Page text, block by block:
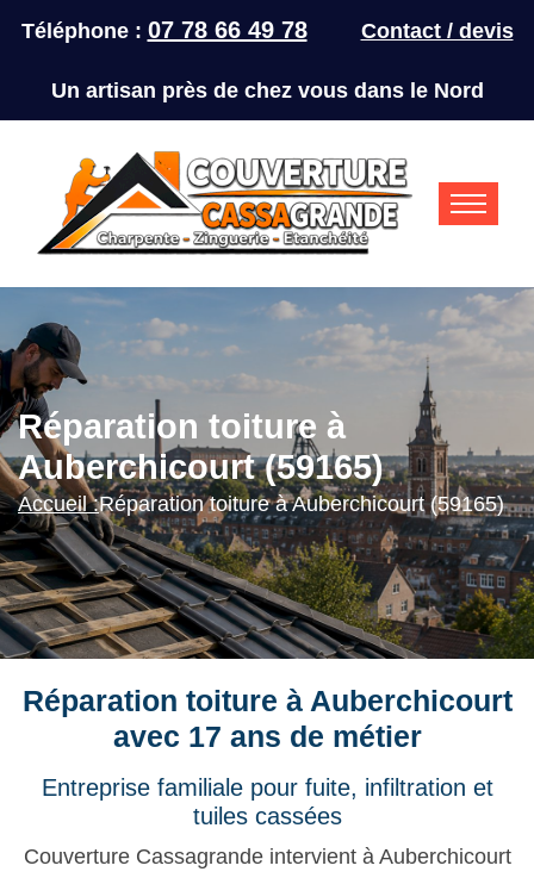
Téléphone : 07 78 66 49 78 Contact / devis
Un artisan près de chez vous dans le Nord
Réparation toiture à
Auberchicourt (59165)
Accueil :Réparation toiture à Auberchicourt (59165)
Réparation toiture à Auberchicourt
avec 17 ans de métier
Entreprise familiale pour fuite, infiltration et
tuiles cassées
Couverture Cassagrande intervient à Auberchicourt